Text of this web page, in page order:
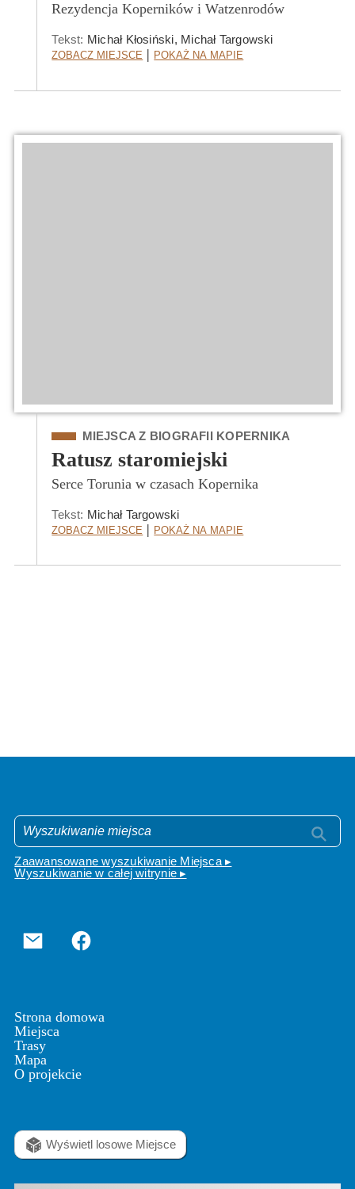
Rezydencja Koperników i Watzenrodów
Tekst: Michał Kłosiński, Michał Targowski
Zobacz Miejsce | Pokaż na mapie
KategoriaMIEJSCA Z BIOGRAFII KOPERNIKA
Ratusz staromiejski
Serce Torunia w czasach Kopernika
Tekst: Michał Targowski
Zobacz Miejsce | Pokaż na mapie
Zaawansowane wyszukiwanie Miejsca ▸
Wyszukiwanie w całej witrynie ▸
Strona domowa
Miejsca
Trasy
Mapa
O projekcie
Wyświetl losowe Miejsce